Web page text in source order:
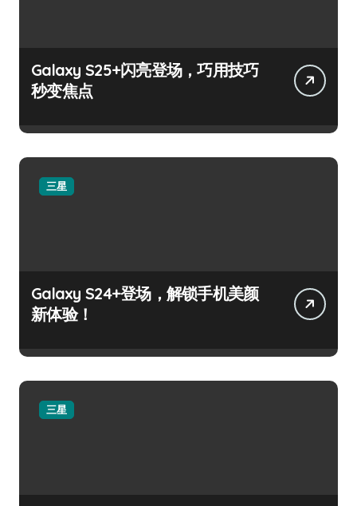
Galaxy S25+闪亮登场，巧用技巧
秒变焦点
三星
Galaxy S24+登场，解锁手机美颜
新体验！
三星